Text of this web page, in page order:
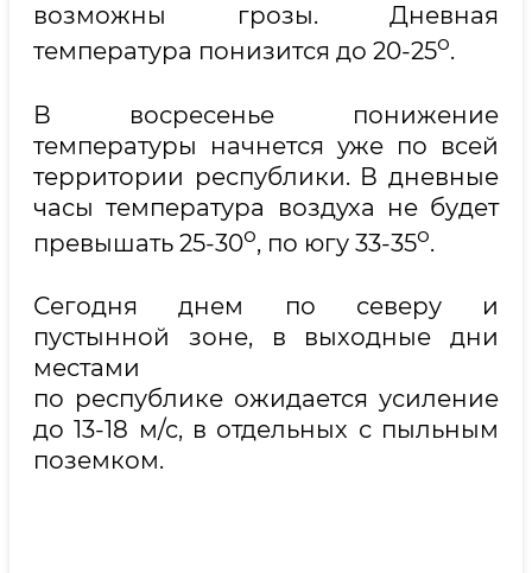
возможны грозы. Дневная
температура понизится до 20-25о.
В восресенье понижение
температуры начнется уже по всей
территории республики. В дневные
часы температура воздуха не будет
превышать 25-30о, по югу 33-35о.
Сегодня днем по северу и
пустынной зоне, в выходные дни
местами
по республике ожидается усиление
до 13-18 м/с, в отдельных с пыльным
поземком.